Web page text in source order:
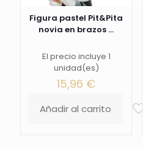
Figura pastel Pit&Pita
novia en brazos ...
El precio incluye 1
unidad(es)
15,96 €
Añadir al carrito